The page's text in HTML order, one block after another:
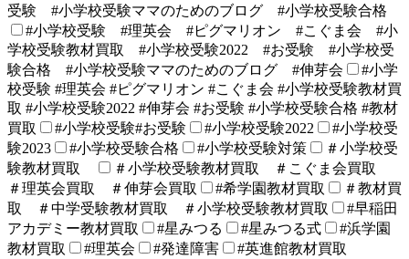
受験 #小学校受験ママのためのブログ #小学校受験合格
#小学校受験 #理英会 #ピグマリオン #こぐま会 #小
学校受験教材買取 #小学校受験2022 #お受験 #小学校受
験合格 #小学校受験ママのためのブログ #伸芽会
#小学
校受験 #理英会 #ピグマリオン #こぐま会 #小学校受験教材買
取 #小学校受験2022 #伸芽会 #お受験 #小学校受験合格 #教材
買取
#小学校受験#お受験 #小学校受験2022
#小学校受
験2023
#小学校受験合格 #小学校受験対策
＃小学校受
験教材買取
＃小学校受験教材買取 ＃こぐま会買取
＃理英会買取 ＃伸芽会買取
#希学園教材買取
＃教材買
取 ＃中学受験教材買取 ＃小学校受験教材買取
#早稲田
アカデミー教材買取
#星みつる #星みつる式
#浜学園
教材買取
#理英会 #発達障害 #英進館教材買取